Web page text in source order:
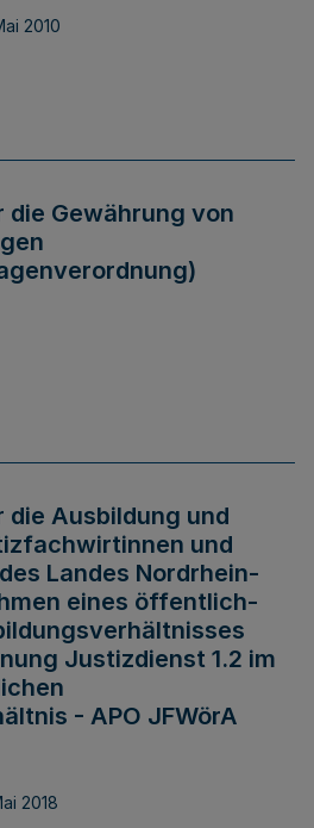
2010
die Gewährung von
die Ausbildung und
und
Landes Nordrhein-
eines öffentlich-
Justizdienst 1.2 im
- APO JFWörA
2018